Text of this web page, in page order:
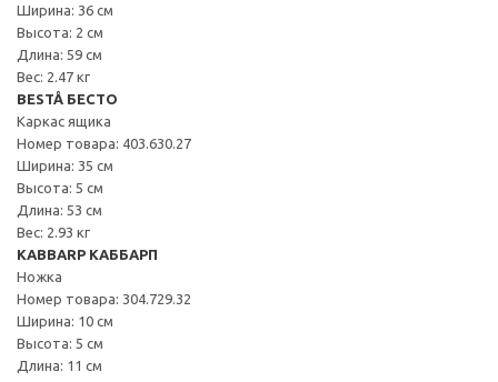
Ширина: 36 см
Высота: 2 см
Длина: 59 см
Вес: 2.47 кг
BESTÅ БЕСТО
Каркас ящика
Номер товара: 403.630.27
Ширина: 35 см
Высота: 5 см
Длина: 53 см
Вес: 2.93 кг
KABBARP КАББАРП
Ножка
Номер товара: 304.729.32
Ширина: 10 см
Высота: 5 см
Длина: 11 см